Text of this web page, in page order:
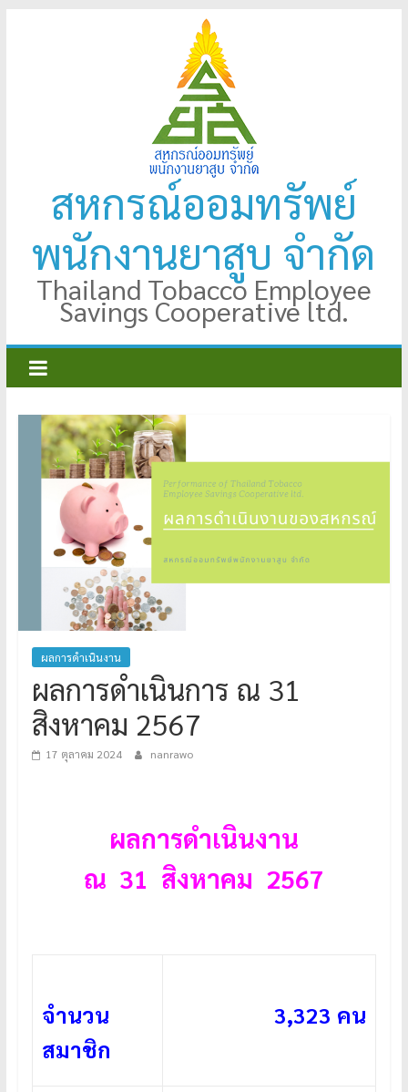
สหกรณ์ออมทรัพย์
พนักงานยาสูบ จำกัด
Thailand Tobacco Employee
Savings Cooperative ltd.
ผลการดำเนินงาน
ผลการดำเนินการ ณ 31
สิงหาคม 2567
17 ตุลาคม 2024 nanrawo
ผลการดำเนินงาน
ณ 31 สิงหาคม 2567
จำนวน
สมาชิก
3,323 คน